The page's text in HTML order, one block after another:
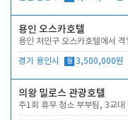
용인 오스카호텔
용인 처인구 오스카호텔에서
경기 용인시 월 3,500,000원
의왕 밀로스 관광호텔
주1회 휴무 청소 부부팀, 3교대